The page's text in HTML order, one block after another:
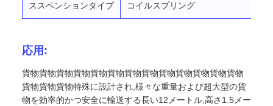
ススペンションタイプ コイルスプリング
応用:
貨物貨物貨物貨物貨物貨物貨物貨物貨物貨物貨物貨物貨物
貨物貨物貨物特殊に設計され,様々な重量および超大型の貨
物を効率的かつ安全に輸送する長い12メートル,高さ1.5メー